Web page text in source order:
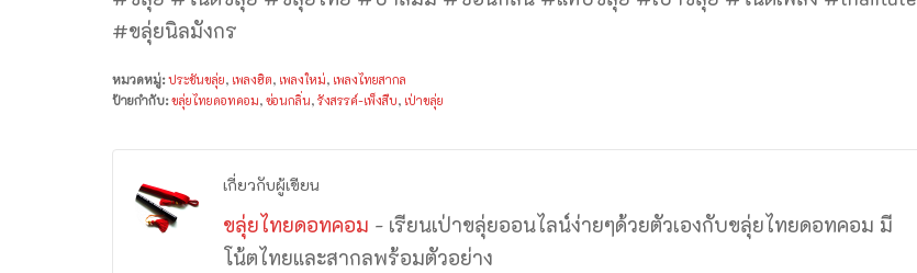
#ขลุ่ยนิลมังกร
หมวดหมู่:ประชันขลุ่ย, เพลงฮิต, เพลงใหม่, เพลงไทยสากล
ป้ายกำกับ:ขลุ่ยไทยดอทคอม, ซ่อนกลิ่น, รังสรรค์-เพ็งสืบ, เป่าขลุ่ย
เกี่ยวกับผู้เขียน
ขลุ่ยไทยดอทคอม - เรียนเป่าขลุ่ยออนไลน์ง่ายๆด้วยตัวเองกับขลุ่ยไทยดอทคอม มี
โน้ตไทยและสากลพร้อมตัวอย่าง